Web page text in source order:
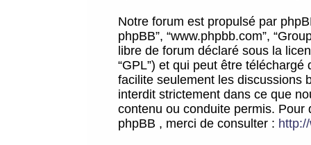
Notre forum est propulsé par
phpBB”, “www.phpbb.com”,
libre de forum déclaré sous la
“GPL”) et qui peut être téléchargé
facilite seulement les discussions
interdit strictement dans ce que
contenu ou conduite permis.
phpBB , merci de consulter :